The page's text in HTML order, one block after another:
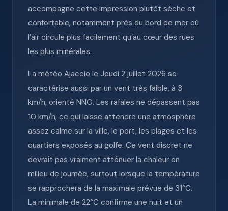
accompagne cette impression plutôt sèche et
confortable, notamment près du bord de mer où
l’air circule plus facilement qu’au cœur des rues
les plus minérales.
La météo Ajaccio le Jeudi 2 juillet 2026 se
caractérise aussi par un vent très faible, à 3
km/h, orienté NNO. Les rafales ne dépassent pas
10 km/h, ce qui laisse attendre une atmosphère
assez calme sur la ville, le port, les plages et les
quartiers exposés au golfe. Ce vent discret ne
devrait pas vraiment atténuer la chaleur en
milieu de journée, surtout lorsque la température
se rapprochera de la maximale prévue de 31°C.
La minimale de 22°C confirme une nuit et un